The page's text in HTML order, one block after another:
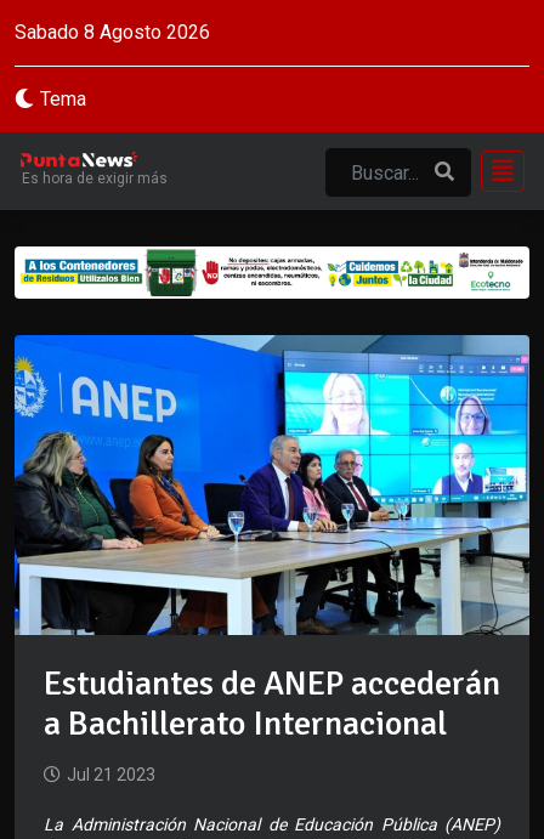
Sabado 8 Agosto 2026
Tema
Es hora de exigir más
Estudiantes de ANEP accederán
a Bachillerato Internacional
Jul 21 2023
La Administración Nacional de Educación Pública (ANEP)